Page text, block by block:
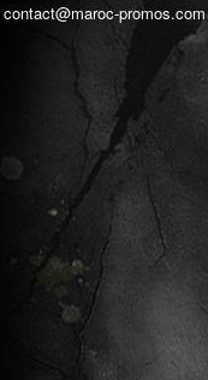
contact@maroc-promos.com